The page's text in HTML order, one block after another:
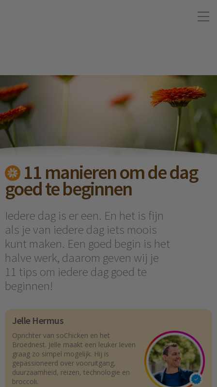
11 manieren om de dag
goed te beginnen
Iedere dag is er een. En het is fijn
als je van iedere dag iets moois
kunt maken. Een goed begin is het
halve werk, daarom geven wij je
11 tips om iedere dag goed te
beginnen!
Jelle Hermus
Oprichter van soChicken en het
Broednest. Jelle maakt een leuker leven
graag zo simpel mogelijk. Hij is
gepassioneerd over vooruitgang,
duurzaamheid, reizen, technologie en
broccoli.